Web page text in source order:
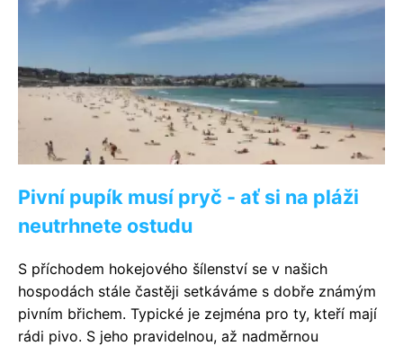
Pivní pupík musí pryč - ať si na pláži
neutrhnete ostudu
S příchodem hokejového šílenství se v našich
hospodách stále častěji setkáváme s dobře známým
pivním břichem. Typické je zejména pro ty, kteří mají
rádi pivo. S jeho pravidelnou, až nadměrnou